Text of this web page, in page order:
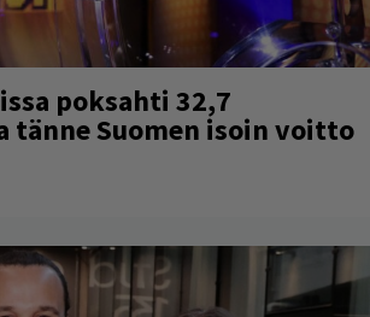
poksahti 32,7
tänne Suomen isoin voitto